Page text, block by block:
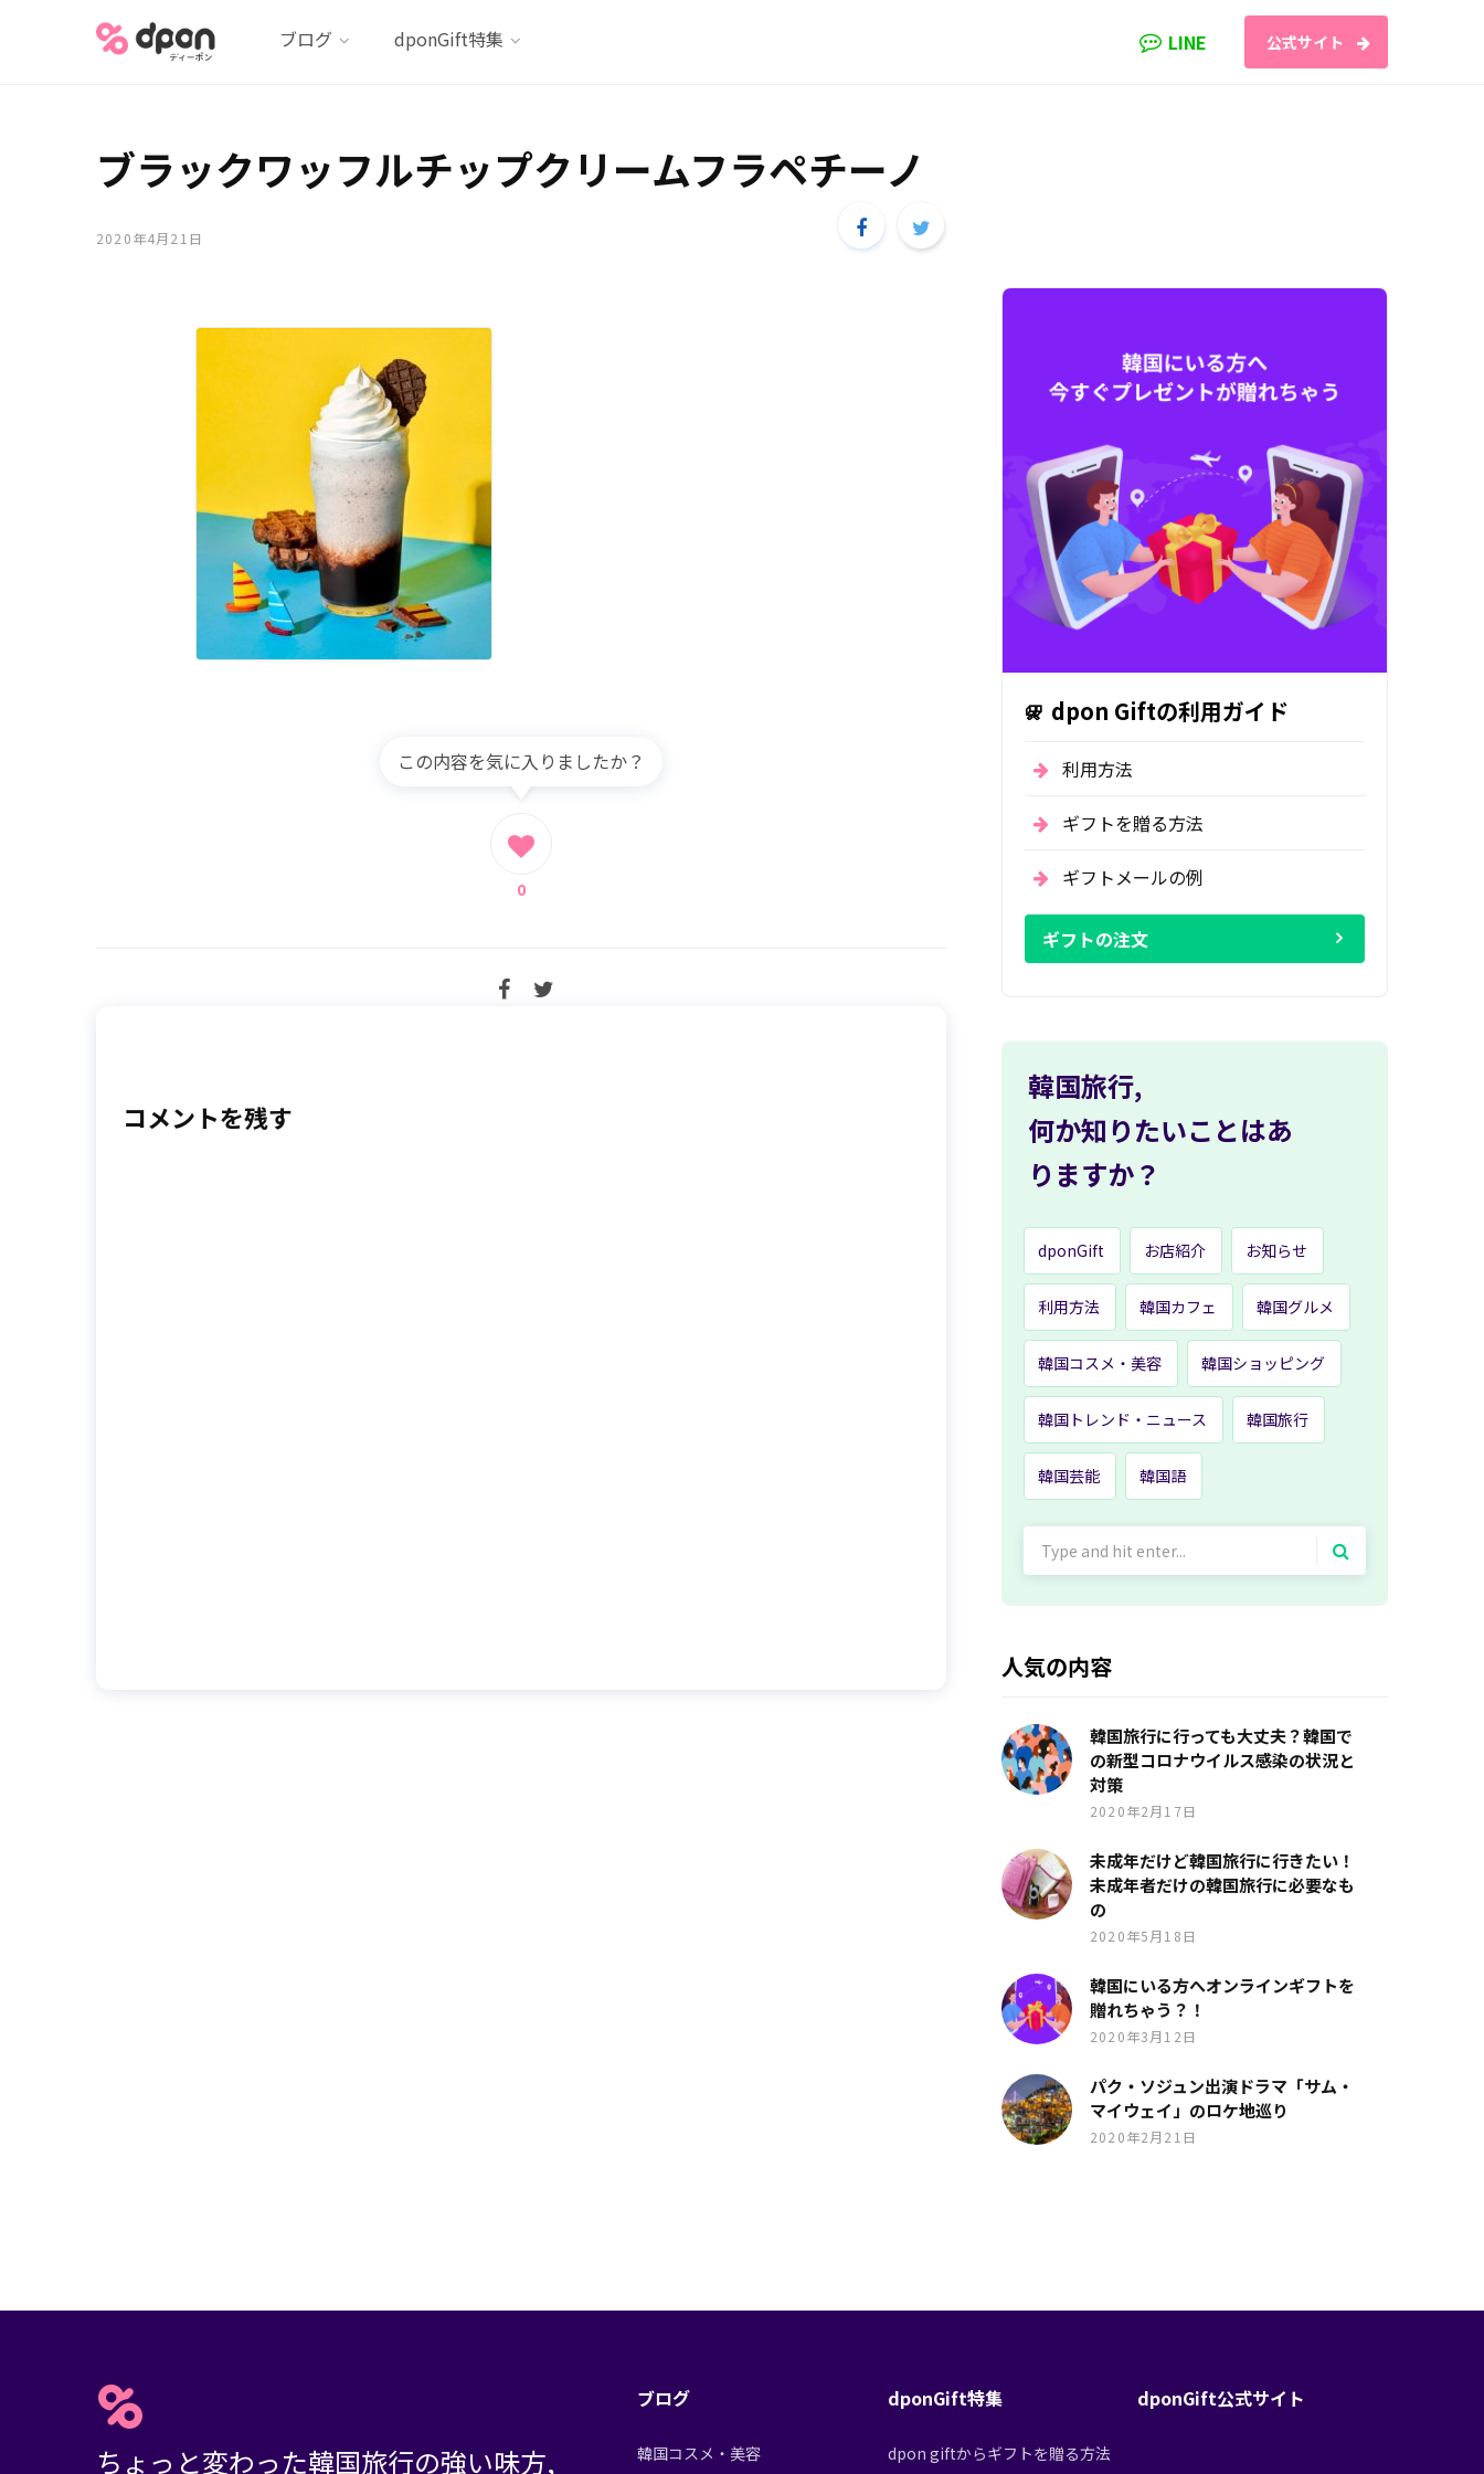
ブログ dponGift特集 LINE 公式サイト
ブラックワッフルチップクリームフラペチーノ
2020年4月21日
この内容を気に入りましたか？
0
コメントを残す
dpon Giftの利用ガイド
利用方法
ギフトを贈る方法
ギフトメールの例
ギフトの注文
韓国旅行,
何か知りたいことはあ
りますか？
dponGift お店紹介 お知らせ
利用方法 韓国カフェ 韓国グルメ
韓国コスメ・美容 韓国ショッピング
韓国トレンド・ニュース 韓国旅行
韓国芸能 韓国語
人気の内容
韓国旅行に行っても大丈夫？韓国で
の新型コロナウイルス感染の状況と
対策
2020年2月17日
未成年だけど韓国旅行に行きたい！
未成年者だけの韓国旅行に必要なも
の
2020年5月18日
韓国にいる方へオンラインギフトを
贈れちゃう？！
2020年3月12日
パク・ソジュン出演ドラマ「サム・
マイウェイ」のロケ地巡り
2020年2月21日
ちょっと変わった韓国旅行の強い味方,
ブログ
韓国コスメ・美容
dponGift特集
dpon giftからギフトを贈る方法
dponGift公式サイト